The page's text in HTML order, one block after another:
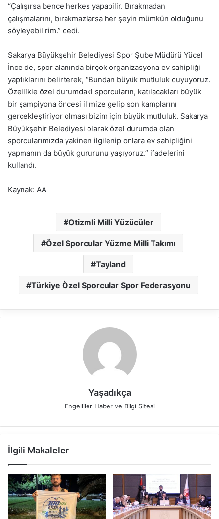
“Çalışırsa bence herkes yapabilir. Bırakmadan
çalışmalarını, bırakmazlarsa her şeyin mümkün olduğunu
söyleyebilirim.” dedi.
Sakarya Büyükşehir Belediyesi Spor Şube Müdürü Yücel
İnce de, spor alanında birçok organizasyona ev sahipliği
yaptıklarını belirterek, “Bundan büyük mutluluk duyuyoruz.
Özellikle özel durumdaki sporcuların, katılacakları büyük
bir şampiyona öncesi ilimize gelip son kamplarını
gerçekleştiriyor olması bizim için büyük mutluluk. Sakarya
Büyükşehir Belediyesi olarak özel durumda olan
sporcularımızda yakinen ilgilenip onlara ev sahipliğini
yapmanın da büyük gururunu yaşıyoruz.” ifadelerini
kullandı.
Kaynak: AA
Otizmli Milli Yüzücüler
Özel Sporcular Yüzme Milli Takımı
Tayland
Türkiye Özel Sporcular Spor Federasyonu
Yaşadıkça
Engelliler Haber ve Bilgi Sitesi
İlgili Makaleler